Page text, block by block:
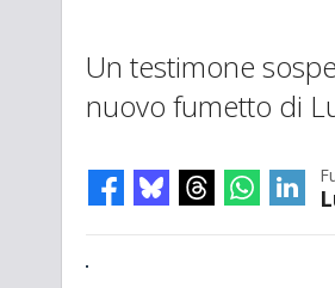
Un testimone
nuovo fumetto di